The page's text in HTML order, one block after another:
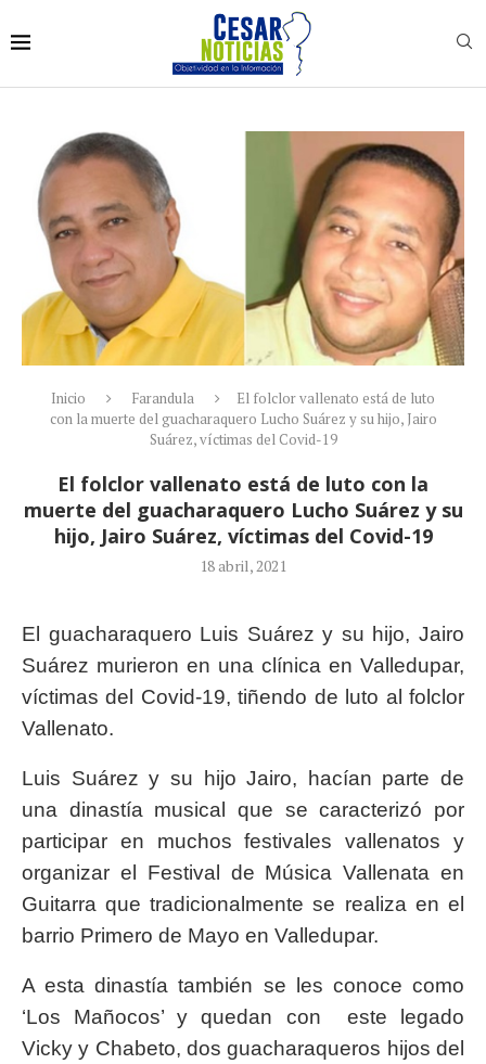
Inicio Farandula
El folclor vallenato está de luto
con la muerte del guacharaquero Lucho Suárez y su hijo, Jairo
Suárez, víctimas del Covid-19
El folclor vallenato está de luto con la
muerte del guacharaquero Lucho Suárez y su
hijo, Jairo Suárez, víctimas del Covid-19
18 abril, 2021
El guacharaquero Luis Suárez y su hijo, Jairo
Suárez murieron en una clínica en Valledupar,
víctimas del Covid-19, tiñendo de luto al folclor
Vallenato.
Luis Suárez y su hijo Jairo, hacían parte de
una dinastía musical que se caracterizó por
participar en muchos festivales vallenatos y
organizar el Festival de Música Vallenata en
Guitarra que tradicionalmente se realiza en el
barrio Primero de Mayo en Valledupar.
A esta dinastía también se les conoce como
‘Los Mañocos’ y quedan con este legado
Vicky y Chabeto, dos guacharaqueros hijos del